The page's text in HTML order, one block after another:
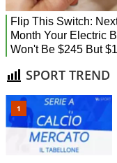
SPORT TREND